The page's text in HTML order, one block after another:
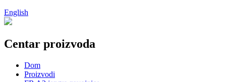
English
Centar proizvoda
Dom
Proizvodi